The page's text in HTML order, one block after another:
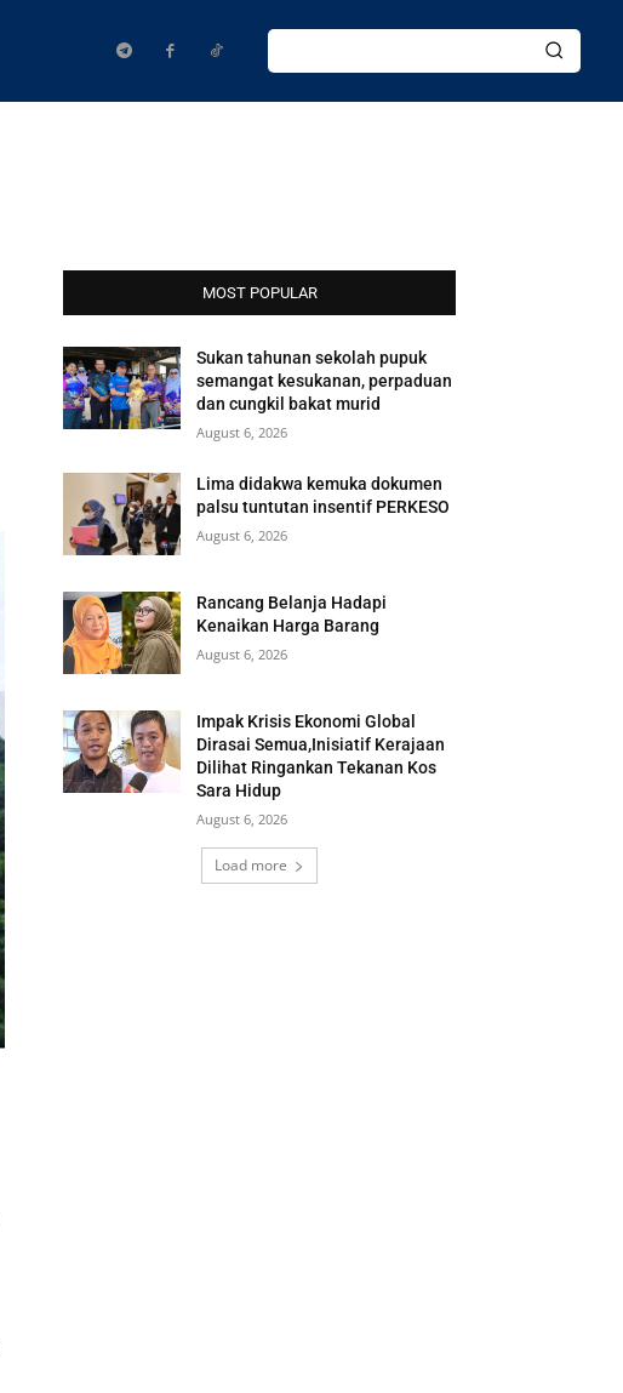
MOST POPULAR
Sukan tahunan sekolah pupuk
semangat kesukanan, perpaduan
dan cungkil bakat murid
August 6, 2026
Lima didakwa kemuka dokumen
palsu tuntutan insentif PERKESO
August 6, 2026
Rancang Belanja Hadapi
Kenaikan Harga Barang
August 6, 2026
Impak Krisis Ekonomi Global
Dirasai Semua,Inisiatif Kerajaan
Dilihat Ringankan Tekanan Kos
Sara Hidup
August 6, 2026
Load more